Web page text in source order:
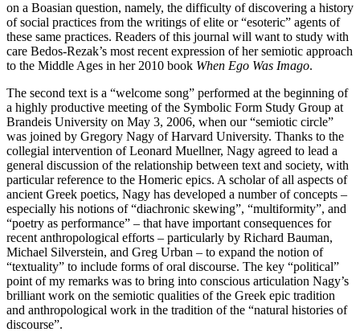
on a Boasian question, namely, the difficulty of discovering a history
of social practices from the writings of elite or “esoteric” agents of
these same practices. Readers of this journal will want to study with
care Bedos-Rezak’s most recent expression of her semiotic approach
to the Middle Ages in her 2010 book When Ego Was Imago.
The second text is a “welcome song” performed at the beginning of
a highly productive meeting of the Symbolic Form Study Group at
Brandeis University on May 3, 2006, when our “semiotic circle”
was joined by Gregory Nagy of Harvard University. Thanks to the
collegial intervention of Leonard Muellner, Nagy agreed to lead a
general discussion of the relationship between text and society, with
particular reference to the Homeric epics. A scholar of all aspects of
ancient Greek poetics, Nagy has developed a number of concepts –
especially his notions of “diachronic skewing”, “multiformity”, and
“poetry as performance” – that have important consequences for
recent anthropological efforts – particularly by Richard Bauman,
Michael Silverstein, and Greg Urban – to expand the notion of
“textuality” to include forms of oral discourse. The key “political”
point of my remarks was to bring into conscious articulation Nagy’s
brilliant work on the semiotic qualities of the Greek epic tradition
and anthropological work in the tradition of the “natural histories of
discourse”.